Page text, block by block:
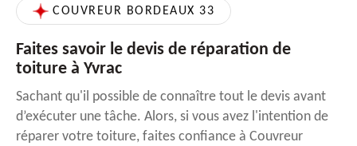
COUVREUR BORDEAUX 33
Faites savoir le devis de réparation de
toiture à Yvrac
Sachant qu'il possible de connaître tout le devis avant
d’exécuter une tâche. Alors, si vous avez l'intention de
réparer votre toiture, faites confiance à Couvreur